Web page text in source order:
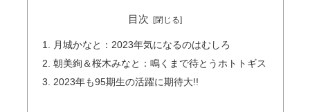
目次
月城かなと：2023年気になるのはむしろ
朝美絢＆桜木みなと：鳴くまで待とうホトトギス
2023年も95期生の活躍に期待大!!